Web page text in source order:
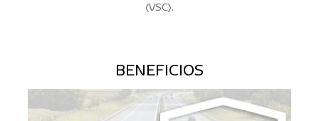
(VSC).
BENEFICIOS